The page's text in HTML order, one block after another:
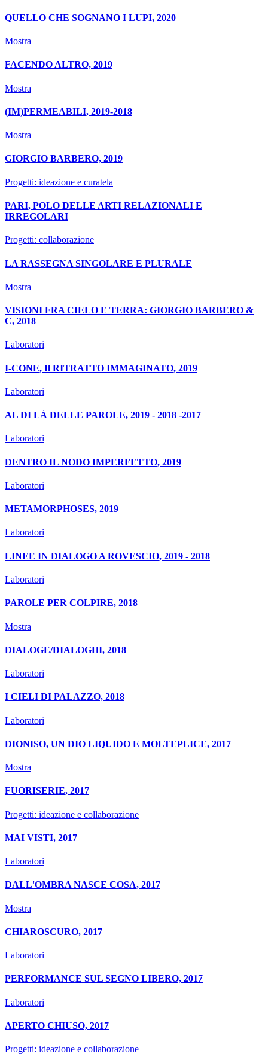
QUELLO CHE SOGNANO I LUPI, 2020
Mostra
FACENDO ALTRO, 2019
Mostra
(IM)PERMEABILI, 2019-2018
Mostra
GIORGIO BARBERO, 2019
Progetti: ideazione e curatela
PARI, POLO DELLE ARTI RELAZIONALI E
IRREGOLARI
Progetti: collaborazione
LA RASSEGNA SINGOLARE E PLURALE
Mostra
VISIONI FRA CIELO E TERRA: GIORGIO BARBERO &
C, 2018
Laboratori
I-CONE, Il RITRATTO IMMAGINATO, 2019
Laboratori
AL DI LÀ DELLE PAROLE, 2019 - 2018 -2017
Laboratori
DENTRO IL NODO IMPERFETTO, 2019
Laboratori
METAMORPHOSES, 2019
Laboratori
LINEE IN DIALOGO A ROVESCIO, 2019 - 2018
Laboratori
PAROLE PER COLPIRE, 2018
Mostra
DIALOGE/DIALOGHI, 2018
Laboratori
I CIELI DI PALAZZO, 2018
Laboratori
DIONISO, UN DIO LIQUIDO E MOLTEPLICE, 2017
Mostra
FUORISERIE, 2017
Progetti: ideazione e collaborazione
MAI VISTI, 2017
Laboratori
DALL'OMBRA NASCE COSA, 2017
Mostra
CHIAROSCURO, 2017
Laboratori
PERFORMANCE SUL SEGNO LIBERO, 2017
Laboratori
APERTO CHIUSO, 2017
Progetti: ideazione e collaborazione